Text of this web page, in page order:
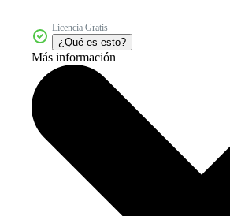
Licencia Gratis
¿Qué es esto?
Más información